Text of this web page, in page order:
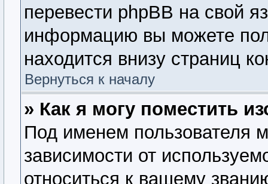
перевести phpBB на свой
информацию вы можете
находится внизу страниц
Вернуться к началу
» Как я могу поместить
Под именем пользователя
зависимости от
относиться к вашему